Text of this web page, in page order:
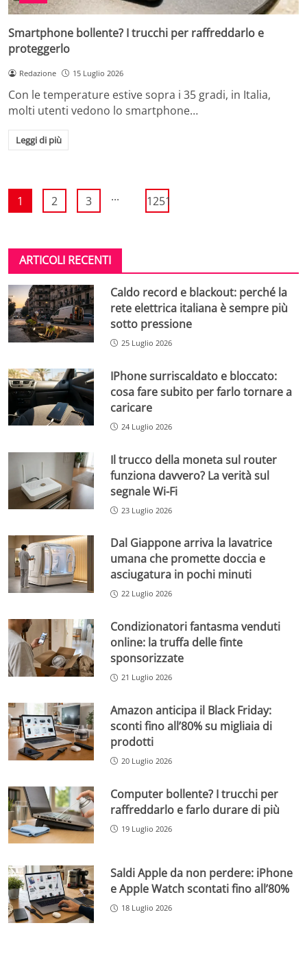
Smartphone bollente? I trucchi per raffreddarlo e
proteggerlo
Redazione 15 Luglio 2026
Con le temperature estive sopra i 35 gradi, in Italia,
molti utenti vedono lo smartphone…
Leggi di più
1 2 3 ... 1251
ARTICOLI RECENTI
Caldo record e blackout: perché la
rete elettrica italiana è sempre più
sotto pressione
25 Luglio 2026
IPhone surriscaldato e bloccato:
cosa fare subito per farlo tornare a
caricare
24 Luglio 2026
Il trucco della moneta sul router
funziona davvero? La verità sul
segnale Wi-Fi
23 Luglio 2026
Dal Giappone arriva la lavatrice
umana che promette doccia e
asciugatura in pochi minuti
22 Luglio 2026
Condizionatori fantasma venduti
online: la truffa delle finte
sponsorizzate
21 Luglio 2026
Amazon anticipa il Black Friday:
sconti fino all’80% su migliaia di
prodotti
20 Luglio 2026
Computer bollente? I trucchi per
raffreddarlo e farlo durare di più
19 Luglio 2026
Saldi Apple da non perdere: iPhone
e Apple Watch scontati fino all’80%
18 Luglio 2026